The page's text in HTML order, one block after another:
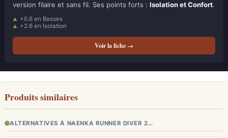
version filaire et sans fil. Ses points forts : Isolation et Confort.
+0.6 en Basses
+2.6 en Isolation
Voir la fiche →
Produits similaires
ALTERNATIVES À NAENKA RUNNER DIVER 2…